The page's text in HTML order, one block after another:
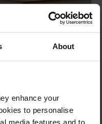
About
enhance your
to personalise
media features and to